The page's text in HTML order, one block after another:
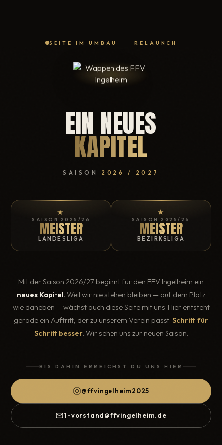
SEITE IM UMBAU RELAUNCH
EIN NEUES
KAPITEL
SAISON 2026 / 2027
★
SAISON 2025/26
MEISTER
LANDESLIGA
★
SAISON 2025/26
MEISTER
BEZIRKSLIGA
Mit der Saison 2026/27 beginnt für den FFV Ingelheim ein
neues Kapitel. Weil wir nie stehen bleiben — auf dem Platz
wie daneben — wächst auch diese Seite mit uns. Hier entsteht
gerade ein Auftritt, der zu unserem Verein passt: Schritt für
Schritt besser. Wir sehen uns zur neuen Saison.
BIS DAHIN ERREICHST DU UNS HIER
@ffvingelheim2025
1-vorstand@ffvingelheim.de